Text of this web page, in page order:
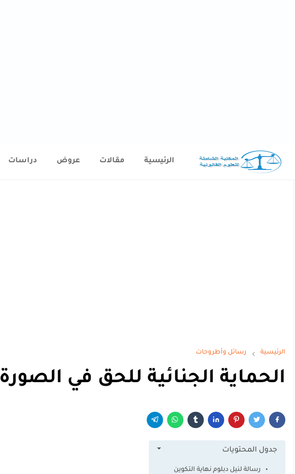
الرئيسية مقالات عروض دراسات
الرئيسية رسائل وأطروحات
الحماية الجنائية للحق في الصورة PDF
جدول المحتويات
رسالة لنيل دبلوم نهاية التكوين